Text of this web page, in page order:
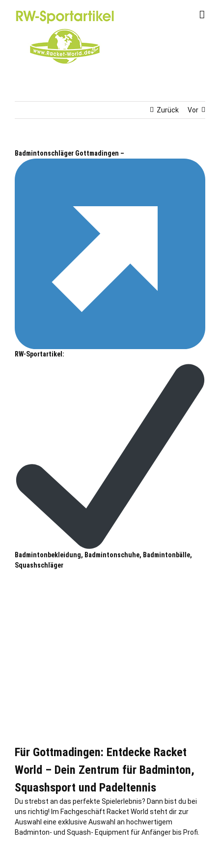
Zurück Vor
Badmintonschläger Gottmadingen –
RW-Sportartikel:
Badmintonbekleidung, Badmintonschuhe, Badmintonbälle,
Squashschläger
Für Gottmadingen: Entdecke Racket
World – Dein Zentrum für Badminton,
Squashsport und Padeltennis
Du strebst an das perfekte Spielerlebnis? Dann bist du bei
uns richtig! Im Fachgeschäft Racket World steht dir zur
Auswahl eine exklusive Auswahl an hochwertigem
Badminton- und Squash- Equipment für Anfänger bis Profi.